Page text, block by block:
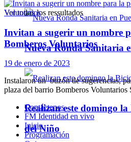
Nueva Ronda Sanitaria
Realizan este domingo
del Niño
Ver todos los ressultados
Invitan a sugerir un nombre
Bomberos Voluntarios
19 de enero de 2023
Instalaron un buzón de sugerencias,
plaza del barrio Bomberos Voluntarios
Contáctenos
FM Identidad en vivo
Inicio
Programación